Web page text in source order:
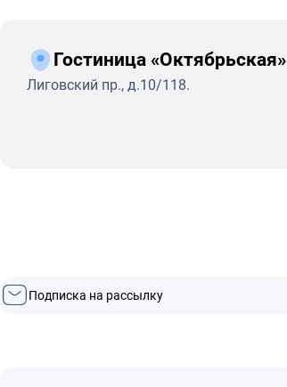
Гостиница «Октябрьская»
Лиговский пр., д.10/118.
Подписка на рассылку